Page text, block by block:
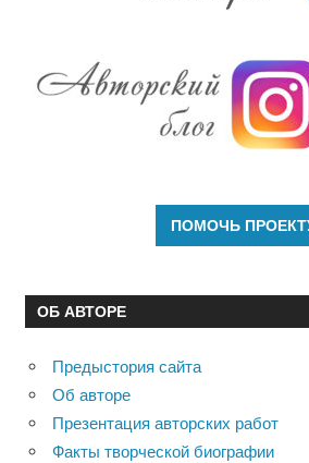
ОБ АВТОРЕ
Предыстория сайта
Об авторе
Презентация авторских работ
Факты творческой биографии